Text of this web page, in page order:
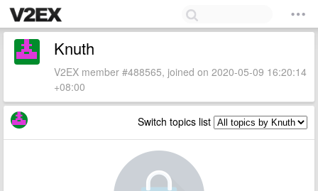
Knuth
V2EX member #488565, joined on 2020-05-09 16:20:14
+08:00
Switch topics list